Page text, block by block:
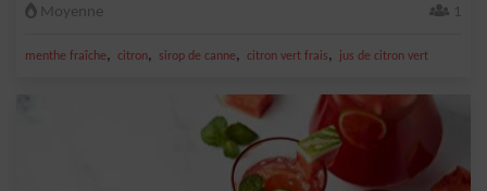
Moyenne 1
menthe fraîche, citron, sirop de canne, citron vert frais, jus de citron vert